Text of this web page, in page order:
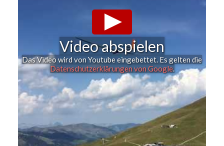
Video abspielen
Das Video wird von Youtube eingebettet. Es gelten die
Datenschutzerklärungen von Google.